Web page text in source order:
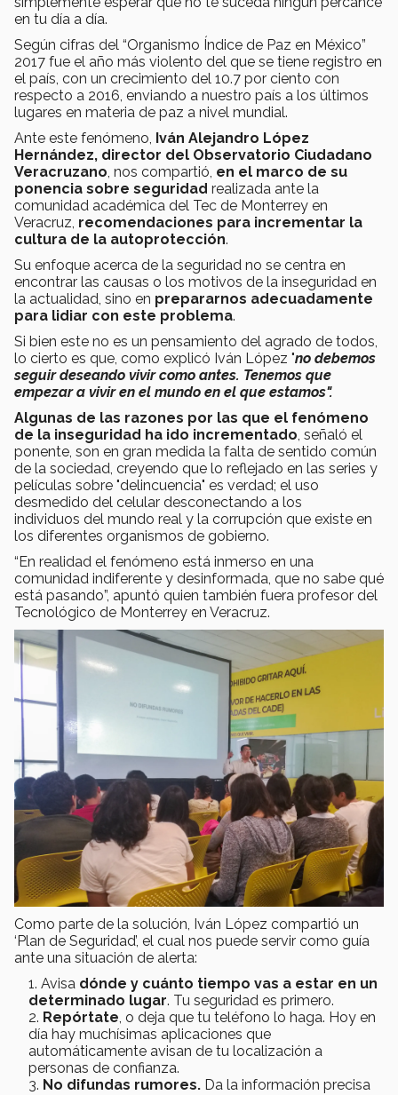
en tu día a día.
Según cifras del “Organismo Índice de Paz en México”
2017 fue el año más violento del que se tiene registro en
el país, con un crecimiento del 10.7 por ciento con
respecto a 2016, enviando a nuestro país a los últimos
lugares en materia de paz a nivel mundial.
Ante este fenómeno, Iván Alejandro López
Hernández, director del Observatorio Ciudadano
Veracruzano , nos compartió, en el marco de su
ponencia sobre seguridad realizada ante la
comunidad académica del Tec de Monterrey en
Veracruz, recomendaciones para incrementar la
cultura de la autoprotección.
Su enfoque acerca de la seguridad no se centra en
encontrar las causas o los motivos de la inseguridad en
la actualidad, sino en prepararnos adecuadamente
para lidiar con este problema.
Si bien este no es un pensamiento del agrado de todos,
lo cierto es que, como explicó Iván López "no debemos
seguir deseando vivir como antes. Tenemos que
empezar a vivir en el mundo en el que estamos".
Algunas de las razones por las que el fenómeno
de la inseguridad ha ido incrementado , señaló el
ponente, son en gran medida la falta de sentido común
de la sociedad, creyendo que lo reflejado en las series y
películas sobre "delincuencia" es verdad; el uso
desmedido del celular desconectando a los
individuos del mundo real y la corrupción que existe en
los diferentes organismos de gobierno.
“En realidad el fenómeno está inmerso en una
comunidad indiferente y desinformada, que no sabe qué
está pasando”, apuntó quien también fuera profesor del
Tecnológico de Monterrey en Veracruz.
Como parte de la solución, Iván López compartió un
‘Plan de Seguridad’, el cual nos puede servir como guía
ante una situación de alerta:
Avisa dónde y cuánto tiempo vas a estar en un
determinado lugar. Tu seguridad es primero.
Repórtate , o deja que tu teléfono lo haga. Hoy en
día hay muchísimas aplicaciones que
automáticamente avisan de tu localización a
personas de confianza.
No difundas rumores. Da la información precisa